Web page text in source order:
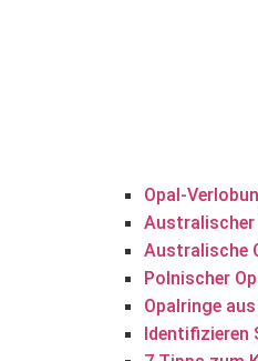
Opal-
Australischer
Australische
Polnischer
Opalringe
Identifizieren